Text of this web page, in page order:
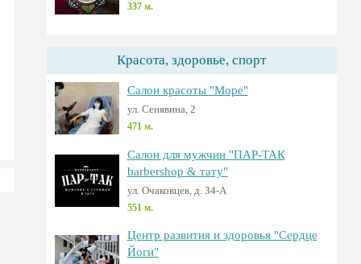
337 м.
Красота, здоровье, спорт
Салон красоты "Море"
ул. Сенявина, 2
471 м.
Салон для мужчин "ПАР-ТАК
barbershop & тату"
ул. Очаковцев, д. 34-А
551 м.
Центр развития и здоровья "Сердце
Йоги"